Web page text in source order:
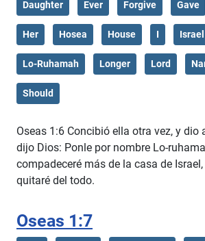
Daughter Ever Forgive Gave
Her Hosea House I Israel
Lo-Ruhamah Longer Lord
Should
Oseas 1:6 Concibió ella otra vez, y dio
dijo Dios: Ponle por nombre Lo-
compadeceré más de la casa de
quitaré del todo.
Oseas 1:7